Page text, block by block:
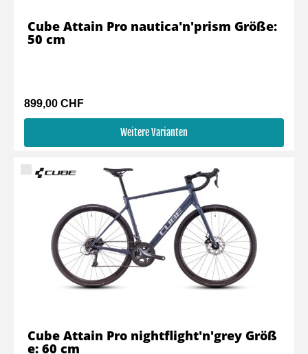
899,00 CHF
Weitere Varianten
Cube Attain Pro nautica'n'prism Größe:
50 cm
Cube Attain Pro nightflight'n'grey Größ
e: 60 cm